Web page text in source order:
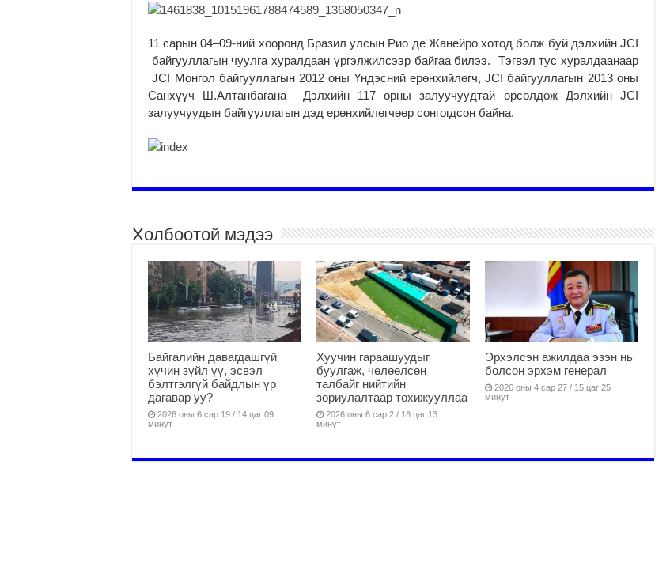
11 сарын 04–09-ний хооронд Бразил улсын Рио де Жанейро хотод болж буй дэлхийн JCI
байгууллагын чуулга хуралдаан үргэлжилсээр байгаа билээ. Тэгвэл тус хуралдаанаар
JCI Монгол байгууллагын 2012 оны Үндэсний ерөнхийлөгч, JCI байгууллагын 2013 оны
Санхүүч
Ш.Алтанбагана Дэлхийн 117 орны залуучуудтай өрсөлдөж Дэлхийн JCI
залуучуудын байгууллагын дэд ерөнхийлөгчөөр сонгогдсон байна.
Холбоотой мэдээ
Байгалийн давагдашгүй
хүчин зүйл үү, эсвэл
бэлтгэлгүй байдлын үр
дагавар уу?
2026 оны 6 сар 19 / 14 цаг 09
минут
Хуучин гараашуудыг
буулгаж, чөлөөлсөн
талбайг нийтийн
зориулалтаар тохижууллаа
2026 оны 6 сар 2 / 18 цаг 13
минут
Эрхэлсэн ажилдаа эзэн нь
болсон эрхэм генерал
2026 оны 4 сар 27 / 15 цаг 25
минут